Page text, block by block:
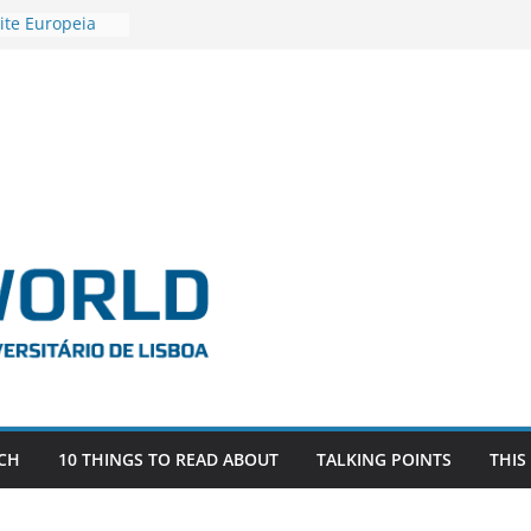
Europeia
the
Russia
10 THINGS TO READ ABOUT TALKING POINTS THIS